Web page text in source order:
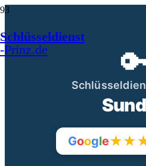
Schlüsseldienst
-Prinz.de
Google★★